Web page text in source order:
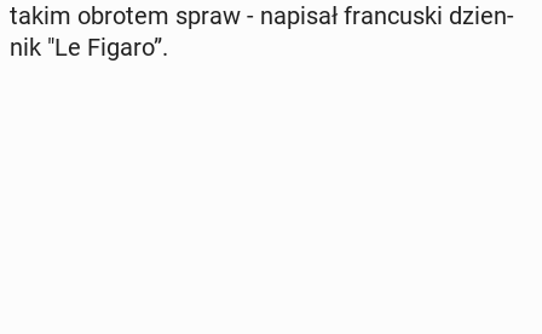
takim obrotem spraw - napisał fran­cu­ski dzien­
nik "Le Figaro”.